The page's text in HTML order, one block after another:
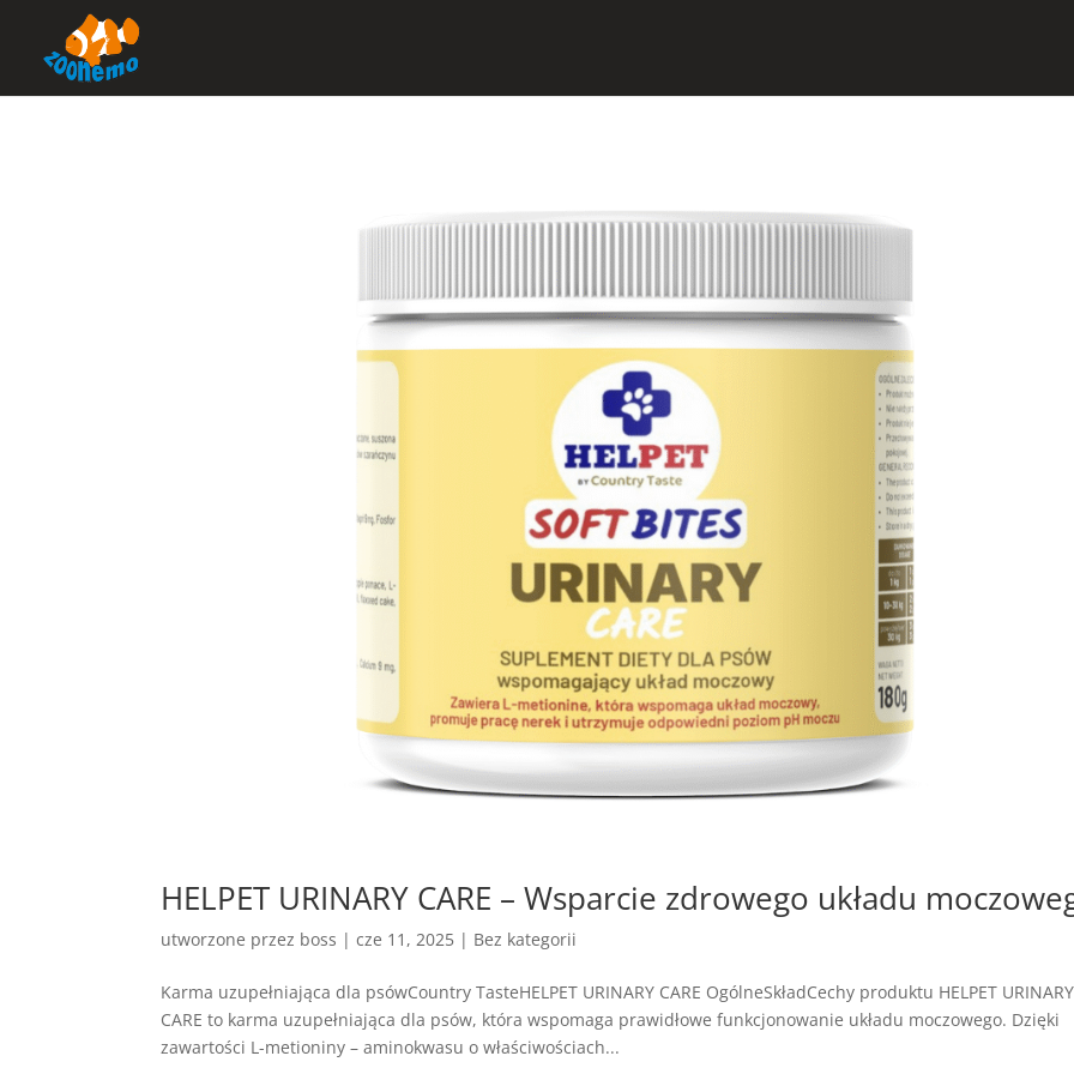
HELPET URINARY CARE – Wsparcie zdrowego układu
utworzone przez boss |cze 11, 2025 | Bez kategorii
Karma uzupełniająca dla psówCountry TasteHELPET URINARY CARE OgólneSkładCechy produktu HELPET URINARY
CARE to karma uzupełniająca dla psów, która wspomaga prawidłowe funkcjonowanie układu moczowego. Dzięki
zawartości L-metioniny – aminokwasu o właściwościach...